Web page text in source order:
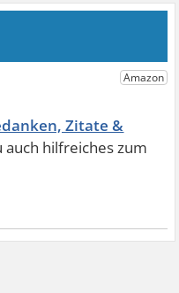
Zitate &